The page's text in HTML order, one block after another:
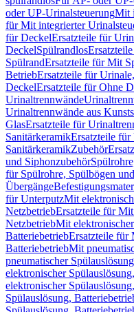
oder UP-UrinalsteuerungMit
für Mit integrierter
für DeckelErsatzteile für
DeckelSpülrandlos
SpülrandErsatzteile für Mit
BetriebErsatzteile für
DeckelErsatzteile für Ohne
Urinaltrennwände
Urinaltrennwände aus
GlasErsatzteile für
SanitärkeramikErsatzteile für
SanitärkeramikZubehör
und Siphonzubehör
für Spülrohre, Spülbögen und
Übergänge
für UnterputzMit
NetzbetriebErsatzteile für
NetzbetriebMit
BatteriebetriebErsatzteile für
BatteriebetriebMit
pneumatischer Spülauslösung
elektronischer
elektronischer
Spülauslösung,